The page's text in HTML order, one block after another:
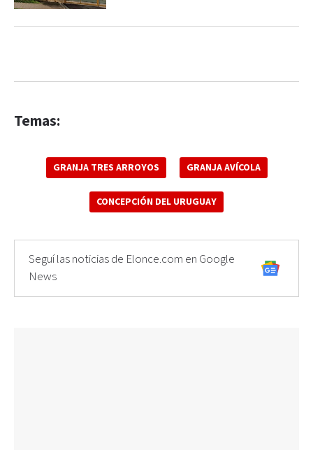
Temas:
GRANJA TRES ARROYOS GRANJA AVÍCOLA
CONCEPCIÓN DEL URUGUAY
Seguí las noticias de Elonce.com en Google
News